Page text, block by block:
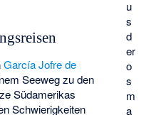
u
s
d
er
o
s
m
a
García Jofre de
Seeweg zu den
Südamerikas
Schwierigkeiten